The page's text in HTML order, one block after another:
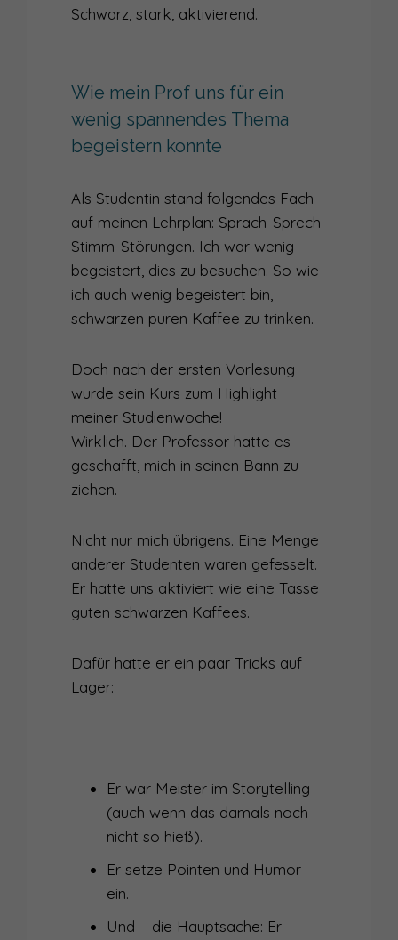
Schwarz, stark, aktivierend.
Wie mein Prof uns für ein
wenig spannendes Thema
begeistern konnte
Als Studentin stand folgendes Fach
auf meinen Lehrplan: Sprach-Sprech-
Stimm-Störungen. Ich war wenig
begeistert, dies zu besuchen. So wie
ich auch wenig begeistert bin,
schwarzen puren Kaffee zu trinken.
Doch nach der ersten Vorlesung
wurde sein Kurs zum Highlight
meiner Studienwoche!
Wirklich. Der Professor hatte es
geschafft, mich in seinen Bann zu
ziehen.
Nicht nur mich übrigens. Eine Menge
anderer Studenten waren gefesselt.
Er hatte uns aktiviert wie eine Tasse
guten schwarzen Kaffees.
Dafür hatte er ein paar Tricks auf
Lager:
Er war Meister im Storytelling
(auch wenn das damals noch
nicht so hieß).
Er setze Pointen und Humor
ein.
Und – die Hauptsache: Er